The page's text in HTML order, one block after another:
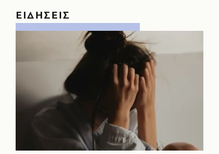
ΕΙΔΗΣΕΙΣ